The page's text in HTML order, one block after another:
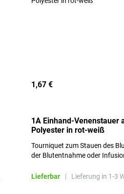
1,67 €
1A Einhand-Venenstauer
Polyester in rot-weiß
Tourniquet zum Stauen des
der Blutentnahme oder
Lieferbar | Lieferung in 1-3